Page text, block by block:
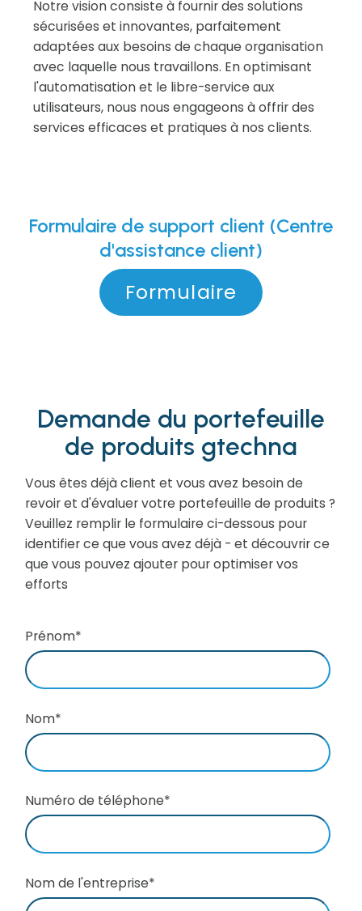
Notre vision consiste à fournir des solutions
sécurisées et innovantes, parfaitement
adaptées aux besoins de chaque organisation
avec laquelle nous travaillons. En optimisant
l'automatisation et le libre-service aux
utilisateurs, nous nous engageons à offrir des
services efficaces et pratiques à nos clients.
Formulaire de support client (Centre
d'assistance client)
Formulaire
Demande du portefeuille
de produits gtechna
Vous êtes déjà client et vous avez besoin de
revoir et d'évaluer votre portefeuille de produits ?
Veuillez remplir le formulaire ci-dessous pour
identifier ce que vous avez déjà - et découvrir ce
que vous pouvez ajouter pour optimiser vos
efforts
Prénom*
Nom*
Numéro de téléphone*
Nom de l'entreprise*